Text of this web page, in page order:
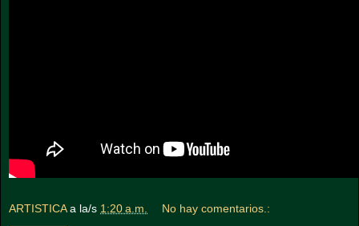
ARTISTICA a la/s 1:20 a.m. No hay comentarios.: